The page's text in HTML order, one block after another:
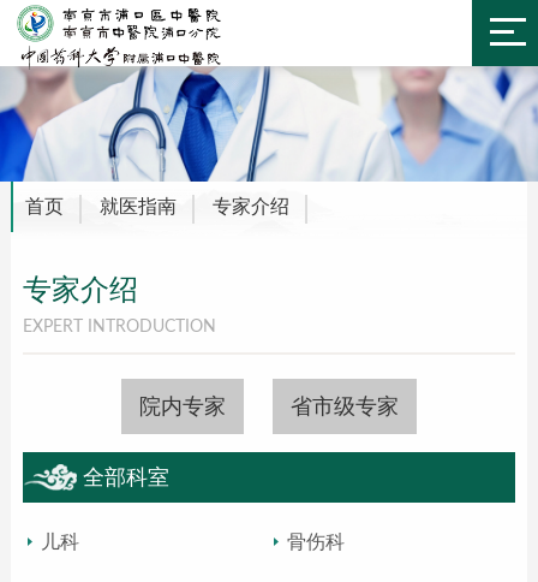
首页 就医指南 专家介绍
专家介绍
EXPERT INTRODUCTION
院内专家 省市级专家
全部科室
儿科 骨伤科